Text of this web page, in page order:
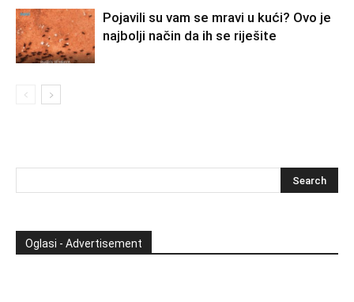
Pojavili su vam se mravi u kući? Ovo je
najbolji način da ih se riješite
Oglasi - Advertisement